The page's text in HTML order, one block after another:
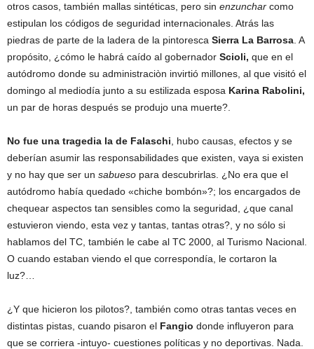
otros casos, también mallas sintéticas, pero sin enzunchar como
estipulan los códigos de seguridad internacionales. Atrás las
piedras de parte de la ladera de la pintoresca Sierra La Barrosa . A
propósito, ¿cómo le habrá caído al gobernador Scioli, que en el
autódromo donde su administraciòn invirtió millones, al que visitó el
domingo al mediodía junto a su estilizada esposa Karina Rabolini,
un par de horas después se produjo una muerte?.
No fue una tragedia la de Falaschi , hubo causas, efectos y se
deberían asumir las responsabilidades que existen, vaya si existen
y no hay que ser un sabueso para descubrirlas. ¿No era que el
autódromo había quedado «chiche bombón»?; los encargados de
chequear aspectos tan sensibles como la seguridad, ¿que canal
estuvieron viendo, esta vez y tantas, tantas otras?, y no sólo si
hablamos del TC, también le cabe al TC 2000, al Turismo Nacional.
O cuando estaban viendo el que correspondía, le cortaron la
luz?…
¿Y que hicieron los pilotos?, también como otras tantas veces en
distintas pistas, cuando pisaron el Fangio donde influyeron para
que se corriera -intuyo- cuestiones políticas y no deportivas. Nada.